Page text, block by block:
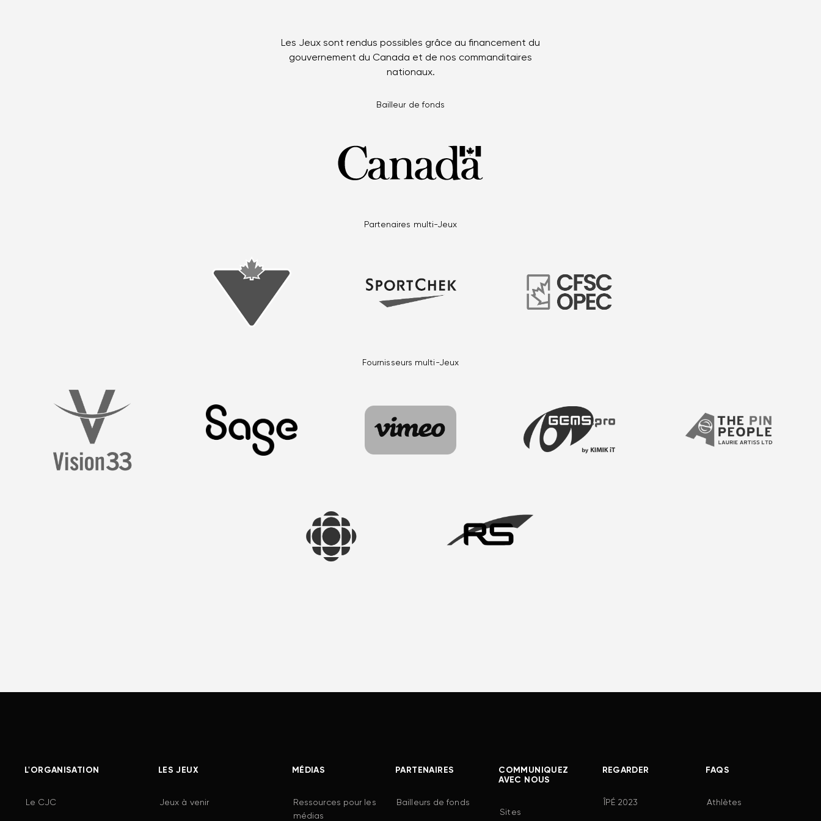
Les Jeux sont rendus possibles grâce au financement du
gouvernement du Canada et de nos commanditaires
nationaux.
Bailleur de fonds
Partenaires multi-Jeux
Fournisseurs multi-Jeux
L'ORGANISATION
Le CJC
LES JEUX
Jeux à venir
MÉDIAS
Ressources pour les
médias
PARTENAIRES
Bailleurs de fonds
COMMUNIQUEZ
AVEC NOUS
Sites
REGARDER
ÎPÉ 2023
FAQS
Athlètes